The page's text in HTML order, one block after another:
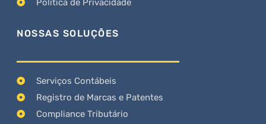
Política de Privacidade
NOSSAS SOLUÇÕES
Serviços Contábeis
Registro de Marcas e Patentes
Compliance Tributário